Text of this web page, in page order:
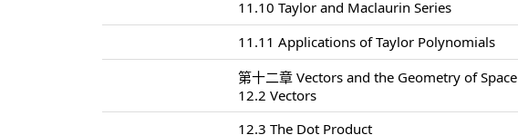
11.10 Taylor and Maclaurin Series
11.11 Applications of Taylor Polynomials
第十二章 Vectors and the Geometry of Space
12.2 Vectors
12.3 The Dot Product